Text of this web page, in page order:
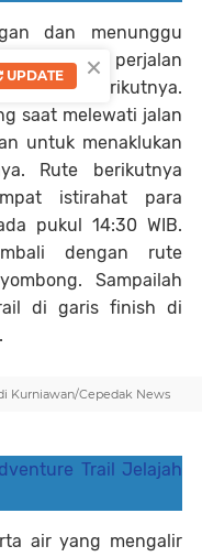
dan menunggu
atas maka perjalan
rute berikutnya.
saat melewati jalan
untuk menaklukan
Rute berikutnya
istirahat para
pukul 14:30 WIB.
dengan rute
Sampailah
di garis finish di
Kurniawan/Cepedak News
Trail Jelajah
air yang mengalir
×
UPDATE